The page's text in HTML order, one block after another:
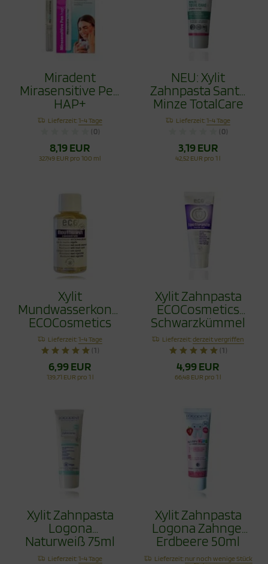
Miradent
Mirasensitive Pen
HAP+
Lieferzeit:1-4 Tage
(0)
8,19 EUR
327,49 EUR pro 100 ml
NEU: Xylit
Zahnpasta Sante
Minze TotalCare
75ml
Lieferzeit:1-4 Tage
(0)
3,19 EUR
42,52 EUR pro 1 l
Xylit
Mundwasserkonzentrat
ECOCosmetics
Schwarzkümmel
Fluoridfrei 75ml
Lieferzeit:1-4 Tage
(1)
6,99 EUR
139,71 EUR pro 1 l
Xylit Zahnpasta
ECOCosmetics
Schwarzkümmel
Fluoridfrei 75ml
Lieferzeit:derzeit vergriffen
(1)
4,99 EUR
66,48 EUR pro 1 l
Xylit Zahnpasta
Logona
Naturweiß 75ml
Lieferzeit:1-4 Tage
Xylit Zahnpasta
Logona Zahngel
Erdbeere 50ml
Lieferzeit: nur noch wenige Stück